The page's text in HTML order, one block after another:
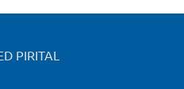
PIRITAL